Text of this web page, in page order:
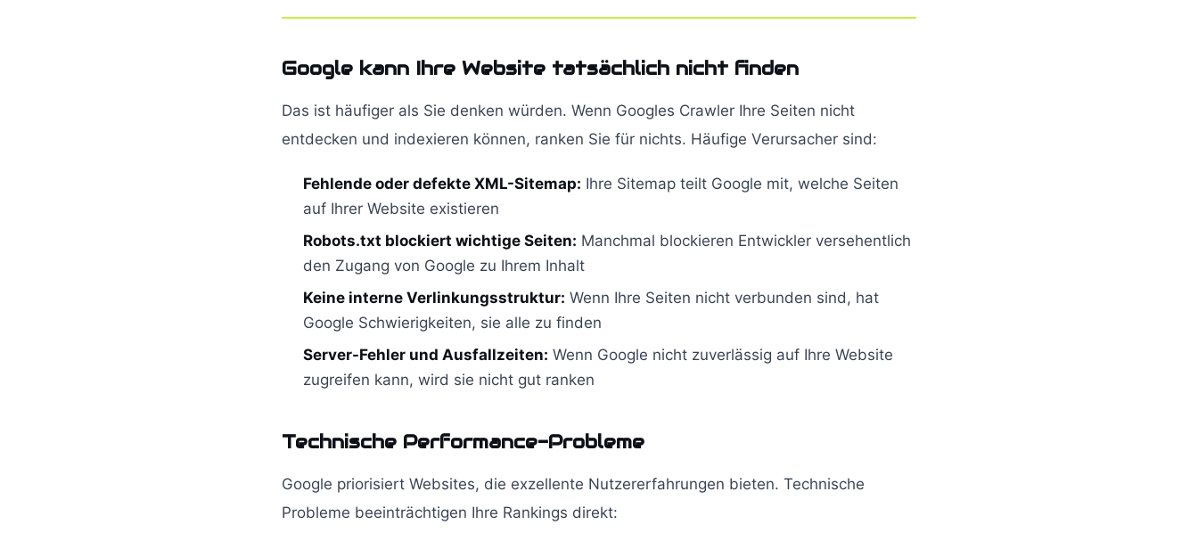
Google kann Ihre Website tatsächlich nicht finden
Das ist häufiger als Sie denken würden. Wenn Googles Crawler Ihre Seiten nicht
entdecken und indexieren können, ranken Sie für nichts. Häufige Verursacher sind:
Fehlende oder defekte XML-Sitemap: Ihre Sitemap teilt Google mit, welche Seiten
auf Ihrer Website existieren
Robots.txt blockiert wichtige Seiten: Manchmal blockieren Entwickler versehentlich
den Zugang von Google zu Ihrem Inhalt
Keine interne Verlinkungsstruktur: Wenn Ihre Seiten nicht verbunden sind, hat
Google Schwierigkeiten, sie alle zu finden
Server-Fehler und Ausfallzeiten: Wenn Google nicht zuverlässig auf Ihre Website
zugreifen kann, wird sie nicht gut ranken
Technische Performance-Probleme
Google priorisiert Websites, die exzellente Nutzererfahrungen bieten. Technische
Probleme beeinträchtigen Ihre Rankings direkt: